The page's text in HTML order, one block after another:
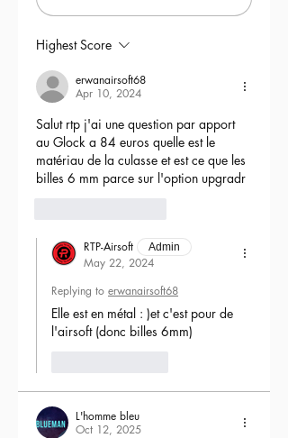
Highest Score
erwanairsoft68
Apr 10, 2024
Salut rtp j'ai une question par apport
au Glock a 84 euros quelle est le
matériau de la culasse et est ce que les
billes 6 mm parce sur l'option upgradr
RTP-Airsoft Admin
May 22, 2024
Replying to erwanairsoft68
Elle est en métal : )et c'est pour de
l'airsoft (donc billes 6mm)
L'homme bleu
Oct 12, 2025